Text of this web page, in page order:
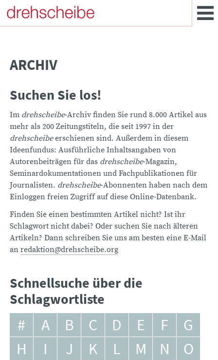
ARCHIV
Suchen Sie los!
Im drehscheibe-Archiv finden Sie rund 8.000 Artikel aus
mehr als 200 Zeitungstiteln, die seit 1997 in der
drehscheibeerschienen sind. Außerdem in diesem
Ideenfundus: Ausführliche Inhaltsangaben von
Autorenbeiträgen für das drehscheibe-Magazin,
Seminardokumentationen und Fachpublikationen für
Journalisten. drehscheibe-Abonnenten haben nach dem
Einloggen freien Zugriff auf diese Online-Datenbank.
Finden Sie einen bestimmten Artikel nicht? Ist ihr
Schlagwort nicht dabei? Oder suchen Sie nach älteren
Artikeln? Dann schreiben Sie uns am besten eine E-Mail
an redaktion@drehscheibe.org
Schnellsuche über die
Schlagwortliste
# A B C D E F
G
H
I J K L M N
O